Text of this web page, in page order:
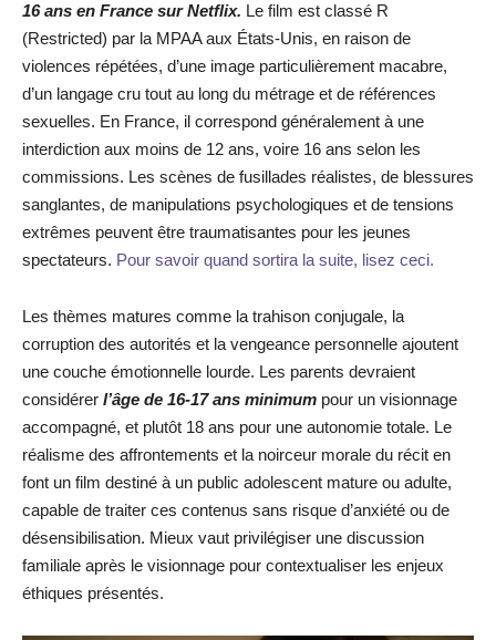
16 ans en France sur Netflix. Le film est classé R
(Restricted) par la MPAA aux États-Unis, en raison de
violences répétées, d’une image particulièrement macabre,
d’un langage cru tout au long du métrage et de références
sexuelles. En France, il correspond généralement à une
interdiction aux moins de 12 ans, voire 16 ans selon les
commissions. Les scènes de fusillades réalistes, de blessures
sanglantes, de manipulations psychologiques et de tensions
extrêmes peuvent être traumatisantes pour les jeunes
spectateurs. Pour savoir quand sortira la suite, lisez ceci.
Les thèmes matures comme la trahison conjugale, la
corruption des autorités et la vengeance personnelle ajoutent
une couche émotionnelle lourde. Les parents devraient
considérer l’âge de 16-17 ans minimum pour un visionnage
accompagné, et plutôt 18 ans pour une autonomie totale. Le
réalisme des affrontements et la noirceur morale du récit en
font un film destiné à un public adolescent mature ou adulte,
capable de traiter ces contenus sans risque d’anxiété ou de
désensibilisation. Mieux vaut privilégiser une discussion
familiale après le visionnage pour contextualiser les enjeux
éthiques présentés.